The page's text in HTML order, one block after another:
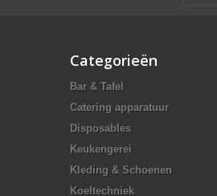
Categorieën
Bar & Tafel
Catering apparatuur
Disposables
Keukengerei
Kleding & Schoenen
Koeltechniek